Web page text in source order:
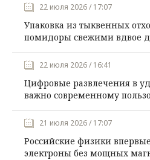
22 июля 2026 / 17:07
Упаковка из тыквенных
помидоры свежими вдвое
22 июля 2026 / 16:41
Цифровые развлечения в
важно современному
21 июля 2026 / 17:07
Российские физики
электроны без мощных